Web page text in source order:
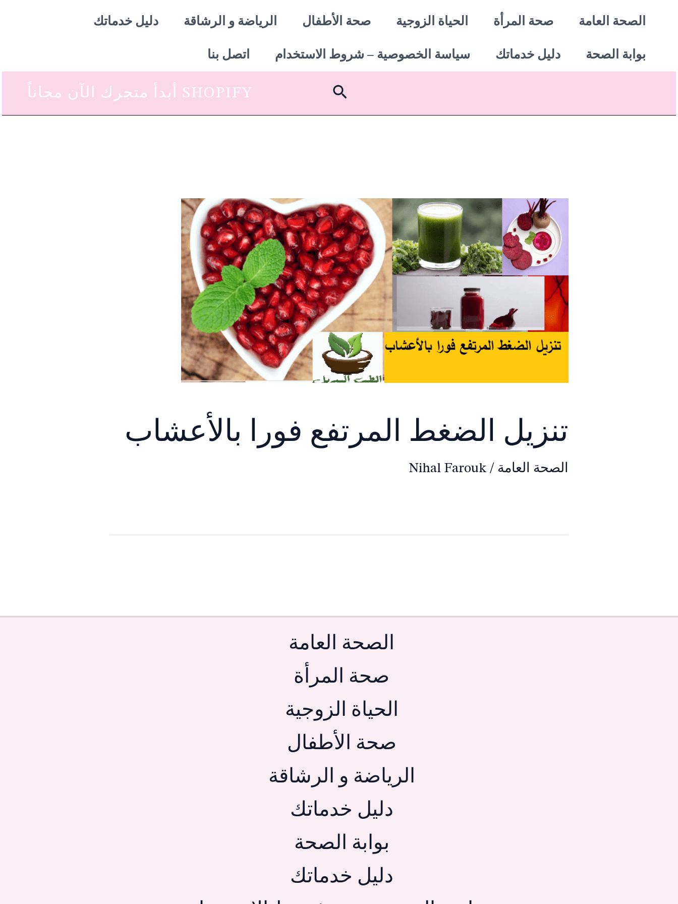
تخطيالصحة العامة صحة المرأة الحياة الزوجية صحة الأطفال الرياضة و الرشاقة دليل خدماتك
بوابة الصحة دليل خدماتك سياسة الخصوصية – شروط الاستخدام اتصل بنا
البحث SHOPIFY أبدأ متجرك الآن مجاناً
تنزيل الضغط المرتفع فورا بالأعشاب
الصحة العامة /
Nihal Farouk
الصحة العامة
صحة المرأة
الحياة الزوجية
صحة الأطفال
الرياضة و الرشاقة
دليل خدماتك
بوابة الصحة
دليل خدماتك